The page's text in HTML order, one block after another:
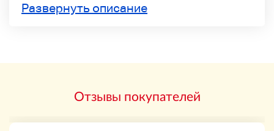
проверяем операцию.
подтверждения внешнего вида транспортного
продуктов могут отличаться. В этом
Развернуть описание
Отзывы покупателей